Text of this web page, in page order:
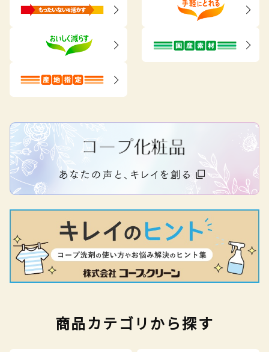
商品カテゴリから探す